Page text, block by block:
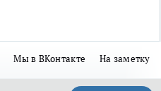
Мы в ВКонтакте На заметку